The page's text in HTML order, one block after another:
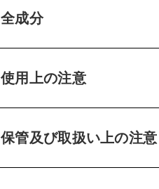
全成分
使用上の注意
保管及び取扱い上の注意